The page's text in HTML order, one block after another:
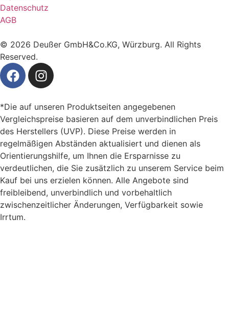
Datenschutz
AGB
© 2026 Deußer GmbH&Co.KG, Würzburg. All Rights
Reserved.
*Die auf unseren Produktseiten angegebenen
Vergleichspreise basieren auf dem unverbindlichen Preis
des Herstellers (UVP). Diese Preise werden in
regelmäßigen Abständen aktualisiert und dienen als
Orientierungshilfe, um Ihnen die Ersparnisse zu
verdeutlichen, die Sie zusätzlich zu unserem Service beim
Kauf bei uns erzielen können. Alle Angebote sind
freibleibend, unverbindlich und vorbehaltlich
zwischenzeitlicher Änderungen, Verfügbarkeit sowie
Irrtum.